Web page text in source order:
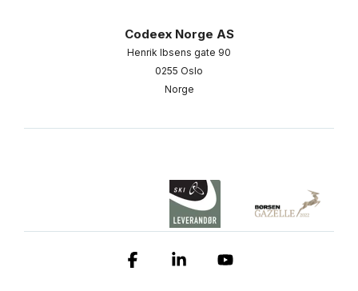
Codeex Norge AS
Henrik Ibsens gate 90
0255 Oslo
Norge
FacebookLinkedin